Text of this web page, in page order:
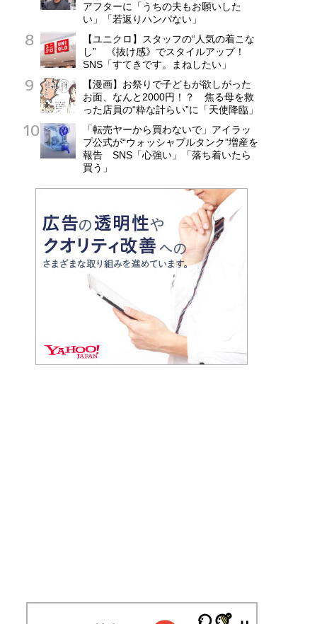
アフターに「うちの夫もお願いした
い」「若返りハンパない」
【ユニクロ】スタッフの“人気の着こな
し” 《抜け感》でスタイルアップ！
SNS「すてきです。まねしたい」
【漫画】お祭りで子どもが欲しがった
お面、なんと2000円！？ 焦る母を救
った店員の“粋な計らい”に「天使降臨」
「転売ヤーから買わないで」アイラッ
プ公式が“ウォッシャブルタンク”増産を
報告 SNS「心強い」「落ち着いたら
買う」